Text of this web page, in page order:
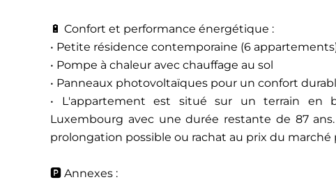
🔋 Confort et performance énergétique :
• Petite résidence contemporaine (6
• Pompe à chaleur avec chauffage au sol
• Panneaux photovoltaïques pour un confort
• L'appartement est situé sur un terrain en
Luxembourg avec une durée restante de 87
prolongation possible ou rachat au prix du marché
🅿️ Annexes :